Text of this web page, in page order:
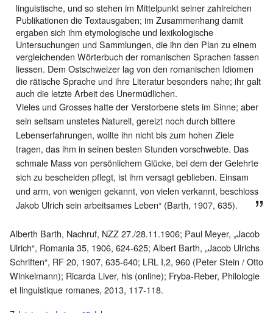
linguistische, und so stehen im Mittelpunkt seiner zahlreichen
Publikationen die Textausgaben; im Zusammenhang damit
ergaben sich ihm etymologische und lexikologische
Untersuchungen und Sammlungen, die ihn den Plan zu einem
vergleichenden Wörterbuch der romanischen Sprachen fassen
liessen. Dem Ostschweizer lag von den romanischen Idiomen
die rätische Sprache und ihre Literatur besonders nahe; ihr galt
auch die letzte Arbeit des Unermüdlichen.
Vieles und Grosses hatte der Verstorbene stets im Sinne; aber
sein seltsam unstetes Naturell, gereizt noch durch bittere
Lebenserfahrungen, wollte ihn nicht bis zum hohen Ziele
tragen, das ihm in seinen besten Stunden vorschwebte. Das
schmale Mass von persönlichem Glücke, bei dem der Gelehrte
sich zu bescheiden pflegt, ist ihm versagt geblieben. Einsam
und arm, von wenigen gekannt, von vielen verkannt, beschloss
Jakob Ulrich sein arbeitsames Leben“ (Barth, 1907, 635).
Alberth Barth, Nachruf, NZZ 27./28.11.1906; Paul Meyer, „Jacob
Ulrich“, Romania 35, 1906, 624-625; Albert Barth, „Jacob Ulrichs
Schriften“, RF 20, 1907, 635-640; LRL I,2, 960 (Peter Stein / Otto
Winkelmann); Ricarda Liver, hls (online); Fryba-Reber, Philologie
et linguistique romanes, 2013, 117-118.